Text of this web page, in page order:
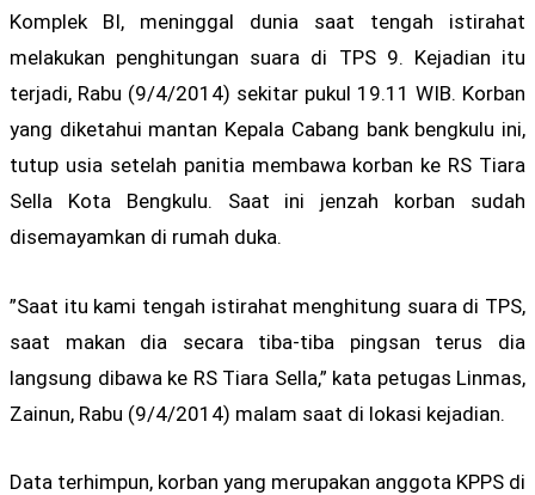
Komplek BI, meninggal dunia saat tengah istirahat
melakukan penghitungan suara di TPS 9. Kejadian itu
terjadi, Rabu (9/4/2014) sekitar pukul 19.11 WIB. Korban
yang diketahui mantan Kepala Cabang bank bengkulu ini,
tutup usia setelah panitia membawa korban ke RS Tiara
Sella Kota Bengkulu. Saat ini jenzah korban sudah
disemayamkan di rumah duka.
”Saat itu kami tengah istirahat menghitung suara di TPS,
saat makan dia secara tiba-tiba pingsan terus dia
langsung dibawa ke RS Tiara Sella,” kata petugas Linmas,
Zainun, Rabu (9/4/2014) malam saat di lokasi kejadian.
Data terhimpun, korban yang merupakan anggota KPPS di